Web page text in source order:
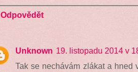
Odpovědět
Unknown 19. listopadu 2014 v
Tak se nechávám zlákat a hned